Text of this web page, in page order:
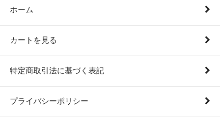
ホーム
カートを見る
特定商取引法に基づく表記
プライバシーポリシー